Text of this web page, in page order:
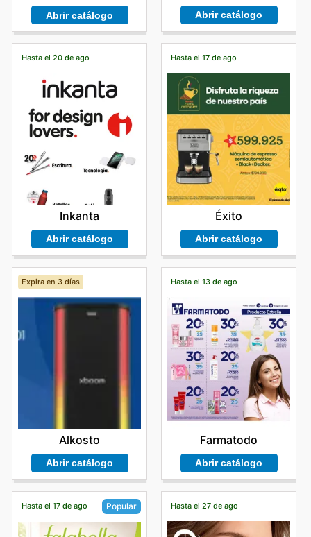
Abrir catálogo Abrir catálogo
Hasta el 20 de ago
Inkanta
Abrir catálogo
Hasta el 17 de ago
Éxito
Abrir catálogo
Expira en 3 días
Alkosto
Abrir catálogo
Hasta el 13 de ago
Farmatodo
Abrir catálogo
Hasta el 17 de ago Popular Hasta el 27 de ago